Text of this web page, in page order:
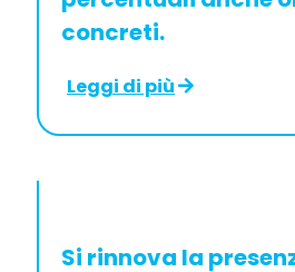
concreti.
Leggi di più
Si rinnova la